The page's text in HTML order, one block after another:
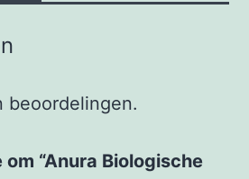
beoordelingen.
“Anura Biologische